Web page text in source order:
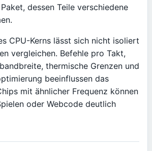
dessen Teile verschiedene
CPU-Kerns lässt sich nicht isoliert
vergleichen. Befehle pro Takt,
thermische Grenzen und
beeinflussen das
mit ähnlicher Frequenz können
oder Webcode deutlich